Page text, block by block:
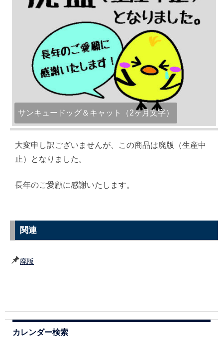
サンキュードッグ＆キャット（2ヶ月文字）
大変申し訳ございませんが、この商品は廃版（生産中
止）となりました。
長年のご愛顧に感謝いたします。
関連
廃版
カレンダー検索